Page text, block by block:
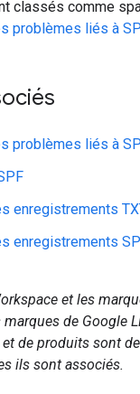
classés comme
problèmes liés à
problèmes liés à
enregistrements
enregistrements
et les
de Google
de produits sont
ils sont associés.